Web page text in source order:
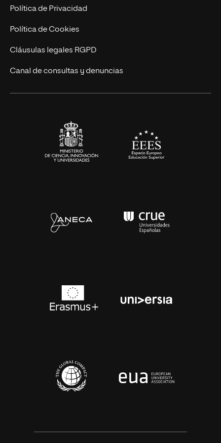
Postgrados
Cursos Universitarios
Trabaja en UNIR
Actualidad
UNIR Revista
Eventos
Política de Privacidad
Política de Cookies
Cláusulas legales RGPD
Canal de consultas y denuncias